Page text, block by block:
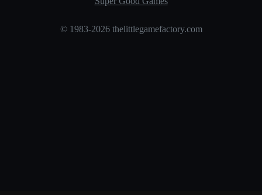
© 1983-2026 thelittlegamefactory.com